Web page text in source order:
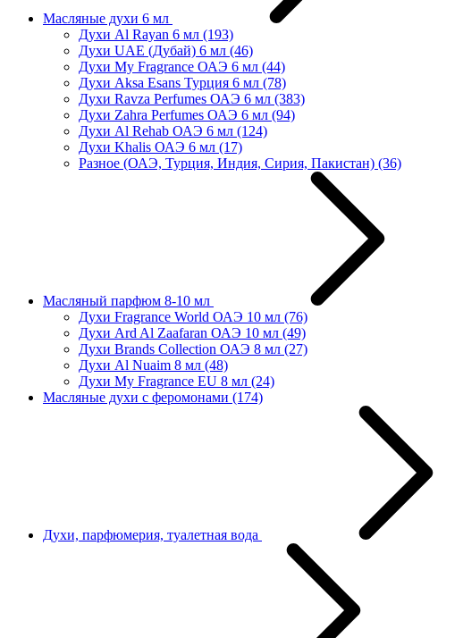
Масляные духи 6 мл
Духи Al Rayan 6 мл (193)
Духи UAE (Дубай) 6 мл (46)
Духи My Fragrance ОАЭ 6 мл (44)
Духи Aksa Esans Турция 6 мл (78)
Духи Ravza Perfumes ОАЭ 6 мл (383)
Духи Zahra Perfumes ОАЭ 6 мл (94)
Духи Al Rehab ОАЭ 6 мл (124)
Духи Khalis ОАЭ 6 мл (17)
Разное (ОАЭ, Турция, Индия, Сирия, Пакистан) (36)
Масляный парфюм 8-10 мл
Духи Fragrance World ОАЭ 10 мл (76)
Духи Ard Al Zaafaran ОАЭ 10 мл (49)
Духи Brands Collection ОАЭ 8 мл (27)
Духи Al Nuaim 8 мл (48)
Духи My Fragrance EU 8 мл (24)
Масляные духи с феромонами (174)
Духи, парфюмерия, туалетная вода